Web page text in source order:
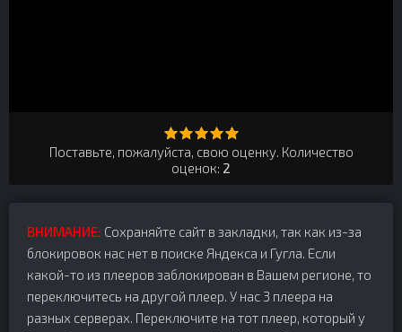
Поставьте, пожалуйста, свою оценку. Количество
оценок: 2
ВНИМАНИЕ: Сохраняйте сайт в закладки, так как из-за
блокировок нас нет в поиске Яндекса и Гугла. Если
какой-то из плееров заблокирован в Вашем регионе, то
переключитесь на другой плеер. У нас 3 плеера на
разных серверах. Переключите на тот плеер, который у